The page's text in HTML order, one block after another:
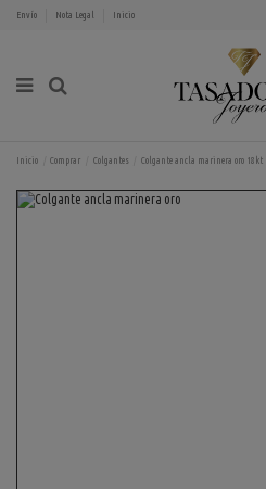
Envío Nota Legal Inicio
Inicio Comprar Colgantes Colgante ancla marinera oro 18kt